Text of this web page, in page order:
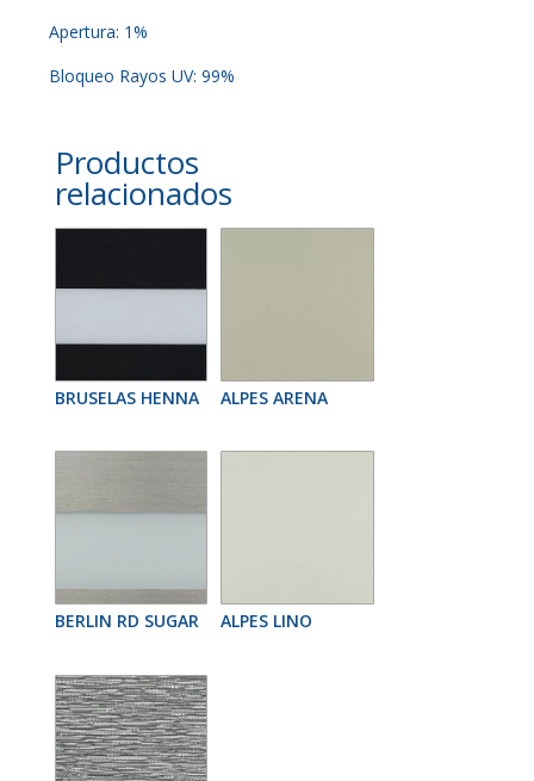
Apertura: 1%
Bloqueo Rayos UV: 99%
Productos
relacionados
BRUSELAS HENNA ALPES ARENA
BERLIN RD SUGAR ALPES LINO